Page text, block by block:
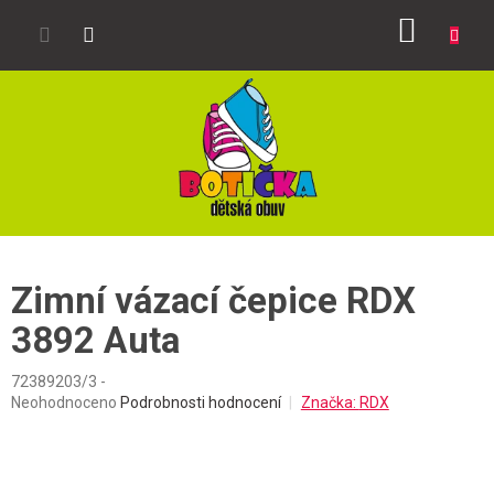
Zimní vázací čepice RDX
3892 Auta
72389203/3 -
Průměrné
Neohodnoceno Podrobnosti hodnocení Značka: RDX